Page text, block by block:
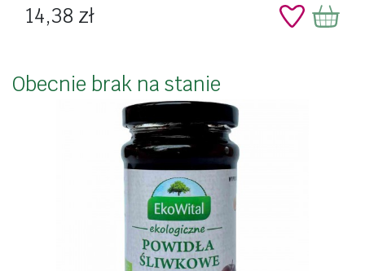
Cena
14,38 zł
Obecnie brak na stanie